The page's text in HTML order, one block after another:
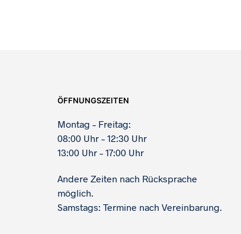
ÖFFNUNGSZEITEN
Montag – Freitag:
08:00 Uhr – 12:30 Uhr
13:00 Uhr – 17:00 Uhr
Andere Zeiten nach Rücksprache
möglich.
Samstags: Termine nach Vereinbarung.